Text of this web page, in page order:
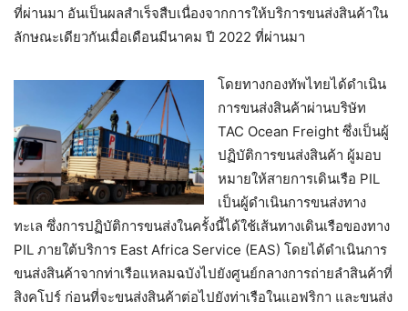
ที่ผ่านมา อันเป็นผลสำเร็จสืบเนื่องจากการให้บริการขนส่งสินค้าใน
ลักษณะเดียวกันเมื่อเดือนมีนาคม ปี 2022 ที่ผ่านมา
โดยทางกองทัพไทยได้ดำเนิน
การขนส่งสินค้าผ่านบริษัท
TAC Ocean Freight ซึ่งเป็นผู้
ปฏิบัติการขนส่งสินค้า ผู้มอบ
หมายให้สายการเดินเรือ PIL
เป็นผู้ดำเนินการขนส่งทาง
ทะเล ซึ่งการปฏิบัติการขนส่งในครั้งนี้ได้ใช้เส้นทางเดินเรือของทาง
PIL ภายใต้บริการ East Africa Service (EAS) โดยได้ดำเนินการ
ขนส่งสินค้าจากท่าเรือแหลมฉบังไปยังศูนย์กลางการถ่ายลำสินค้าที่
สิงคโปร์ ก่อนที่จะขนส่งสินค้าต่อไปยังท่าเรือในแอฟริกา และขนส่ง